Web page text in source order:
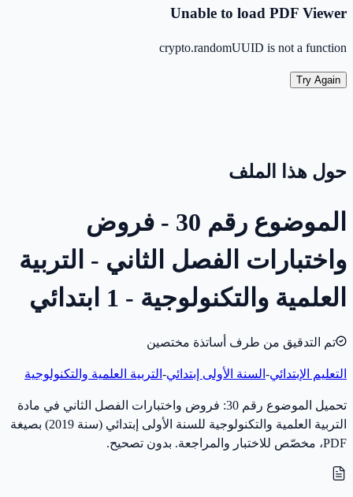
Unable to load PDF Viewer
crypto.randomUUID is not a function
Try Again
حول هذا الملف
الموضوع رقم 30 - فروض
واختبارات الفصل الثاني - التربية
العلمية والتكنولوجية - 1 ابتدائي
تم التدقيق من طرف أساتذة مختصين
التعليم الإبتدائي- السنة الأولى إبتدائي- التربية العلمية والتكنولوجية
تحميل الموضوع رقم 30: فروض واختبارات الفصل الثاني في مادة
التربية العلمية والتكنولوجية للسنة الأولى إبتدائي (سنة 2019) بصيغة
PDF، مخصّص للاختبار والمراجعة. بدون تصحيح.